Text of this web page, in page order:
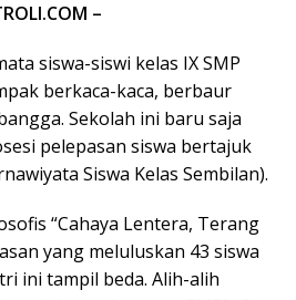
–
siswa-siswi kelas IX SMP
berkaca-kaca, berbaur
Sekolah ini baru saja
pelepasan siswa bertajuk
Siswa Kelas Sembilan).
“Cahaya Lentera, Terang
yang meluluskan 43 siswa
ini tampil beda. Alih-alih